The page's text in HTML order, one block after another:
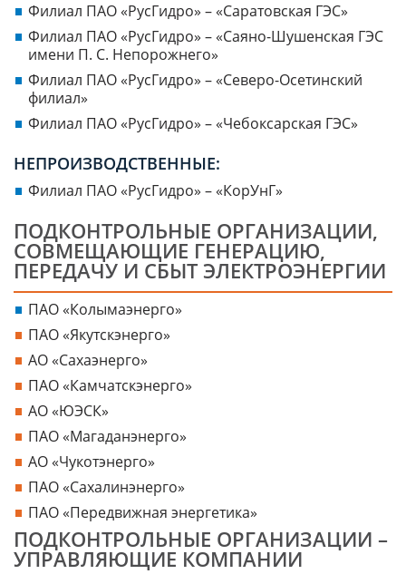
Филиал ПАО «РусГидро» – «Саратовская ГЭС»
Филиал ПАО «РусГидро» – «Саяно-Шушенская ГЭС
имени П. С. Непорожнего»
Филиал ПАО «РусГидро» – «Северо-Осетинский
филиал»
Филиал ПАО «РусГидро» – «Чебоксарская ГЭС»
НЕПРОИЗВОДСТВЕННЫЕ:
Филиал ПАО «РусГидро» – «КорУнГ»
ПОДКОНТРОЛЬНЫЕ ОРГАНИЗАЦИИ,
СОВМЕЩАЮЩИЕ ГЕНЕРАЦИЮ,
ПЕРЕДАЧУ И СБЫТ ЭЛЕКТРОЭНЕРГИИ
ПАО «Колымаэнерго»
ПАО «Якутскэнерго»
АО «Сахаэнерго»
ПАО «Камчатскэнерго»
АО «ЮЭСК»
ПАО «Магаданэнерго»
АО «Чукотэнерго»
ПАО «Сахалинэнерго»
ПАО «Передвижная энергетика»
ПОДКОНТРОЛЬНЫЕ ОРГАНИЗАЦИИ –
УПРАВЛЯЮЩИЕ КОМПАНИИ